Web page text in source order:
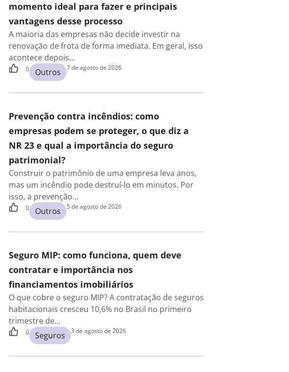
momento ideal para fazer e principais
vantagens desse processo
A maioria das empresas não decide investir na
renovação de frota de forma imediata. Em geral, isso
acontece depois…
0 Outros 7 de agosto de 2026
Prevenção contra incêndios: como
empresas podem se proteger, o que diz a
NR 23 e qual a importância do seguro
patrimonial?
Construir o patrimônio de uma empresa leva anos,
mas um incêndio pode destruí-lo em minutos. Por
isso, a prevenção…
0 Outros 5 de agosto de 2026
Seguro MIP: como funciona, quem deve
contratar e importância nos
financiamentos imobiliários
O que cobre o seguro MIP? A contratação de seguros
habitacionais cresceu 10,6% no Brasil no primeiro
trimestre de…
0 Seguros 3 de agosto de 2026